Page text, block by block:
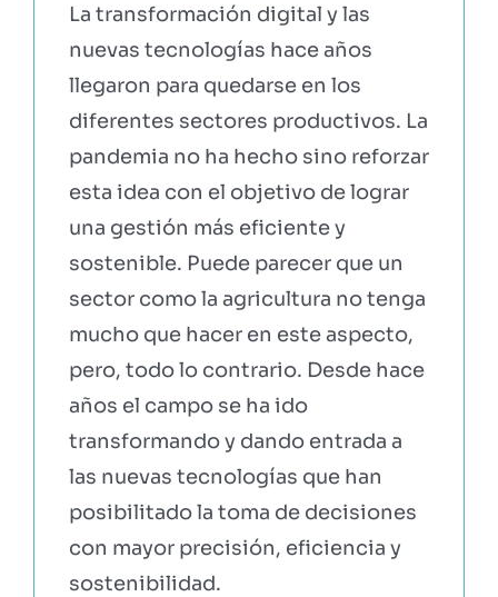
EBOOKS Y RECURSOS
PRUÉBALO GRATIS
La transformación digital y las
nuevas tecnologías hace años
llegaron para quedarse en los
diferentes sectores productivos. La
pandemia no ha hecho sino reforzar
esta idea con el objetivo de lograr
una gestión más eficiente y
sostenible. Puede parecer que un
sector como la agricultura no tenga
mucho que hacer en este aspecto,
pero, todo lo contrario. Desde hace
años el campo se ha ido
transformando y dando entrada a
las nuevas tecnologías que han
posibilitado la toma de decisiones
con mayor precisión, eficiencia y
sostenibilidad.